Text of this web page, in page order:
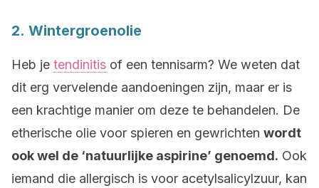
2. Wintergroenolie
Heb je tendinitis of een tennisarm? We weten dat
dit erg vervelende aandoeningen zijn, maar er is
een krachtige manier om deze te behandelen. De
etherische olie voor spieren en gewrichten wordt
ook wel de ‘natuurlijke aspirine’ genoemd. Ook
iemand die allergisch is voor acetylsalicylzuur, kan